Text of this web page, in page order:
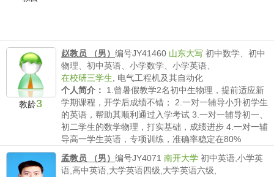
教龄3
赵教员 （男） 编号JY41460 山东大写 初中数学、初中
物理、初中英语、小学数学、小学英语、
在校研三学生
电气工程机及其自动化
个人简介：
1.曾暑假教学2名初中生物理，提前适应新
学期课程，开学后成绩不错； 2.一对一辅导小升初学生
的英语，帮助其顺利通过入学考试 3.一对一辅导初一、
初二学生的数学物理，打实基础，成绩进步 4.一对一辅
导高一学生英语，专项训练，准确率稳定在80%
孟教员 （男） 编号JY4071 南开大学 初中英语,小学英
语,高中英语,大学英语四级,大学英语六级,